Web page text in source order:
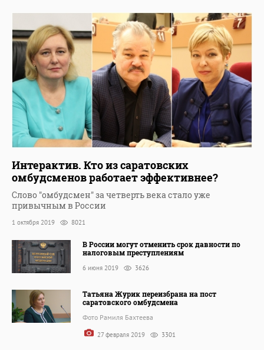
Интерактив. Кто из саратовских
омбудсменов работает эффективнее?
Слово "омбудсмен" за четверть века стало уже
привычным в России
1 октября 2019 8021
В России могут отменить срок давности по
налоговым преступлениям
6 июня 2019 3626
Татьяна Журик переизбрана на пост
саратовского омбудсмена
Фото Рамиля Бахтеева
27 февраля 2019 3301